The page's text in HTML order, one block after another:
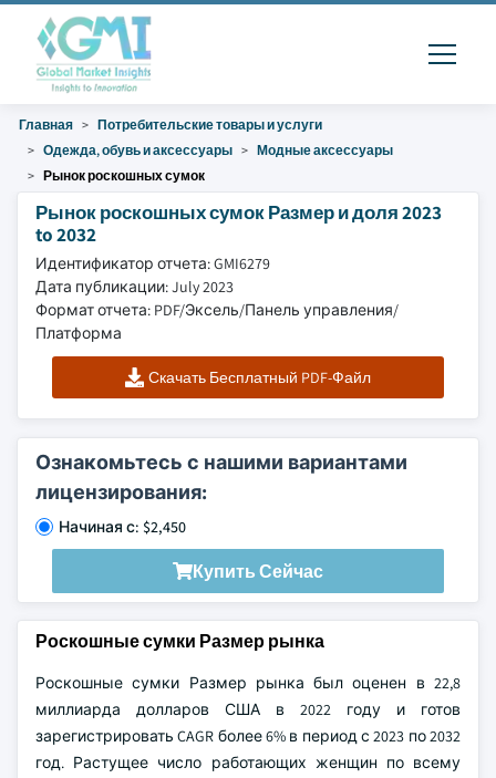
Главная
Потребительские товары и услуги
Одежда, обувь и аксессуары
Модные аксессуары
Рынок роскошных сумок
Рынок роскошных сумок Размер и доля 2023
to 2032
Идентификатор отчета: GMI6279
Дата публикации: July 2023
Формат отчета: PDF/Эксель/Панель управления/
Платформа
Скачать Бесплатный PDF-Файл
Ознакомьтесь с нашими вариантами
лицензирования:
Начиная с: $2,450
Купить Сейчас
Роскошные сумки Размер рынка
Роскошные сумки Размер рынка был оценен в 22,8
миллиарда долларов США в 2022 году и готов
зарегистрировать CAGR более 6% в период с 2023 по 2032
год. Растущее число работающих женщин по всему